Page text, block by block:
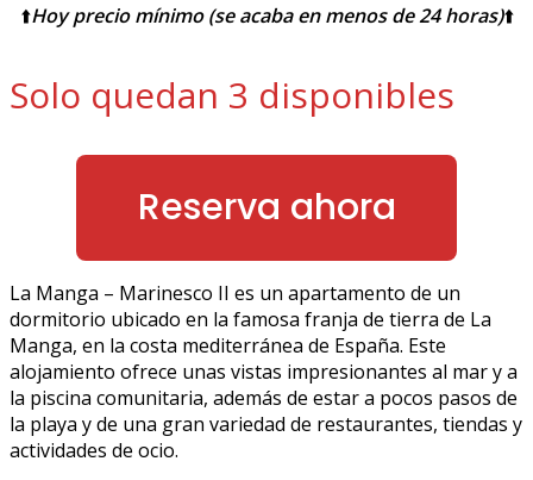
⬆️Hoy precio mínimo (se acaba en menos de 24 horas)⬆️
Solo quedan 3 disponibles
Reserva ahora
La Manga – Marinesco II es un apartamento de un
dormitorio ubicado en la famosa franja de tierra de La
Manga, en la costa mediterránea de España. Este
alojamiento ofrece unas vistas impresionantes al mar y a
la piscina comunitaria, además de estar a pocos pasos de
la playa y de una gran variedad de restaurantes, tiendas y
actividades de ocio.